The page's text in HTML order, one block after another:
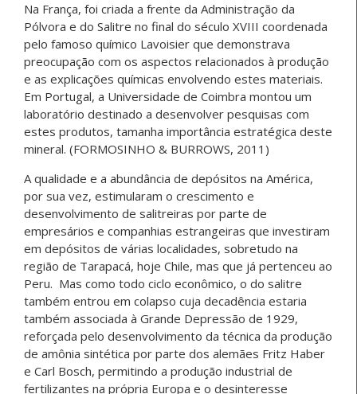
Na França, foi criada a frente da Administração da
Pólvora e do Salitre no final do século XVIII coordenada
pelo famoso químico Lavoisier que demonstrava
preocupação com os aspectos relacionados à produção
e as explicações químicas envolvendo estes materiais.
Em Portugal, a Universidade de Coimbra montou um
laboratório destinado a desenvolver pesquisas com
estes produtos, tamanha importância estratégica deste
mineral. (FORMOSINHO & BURROWS, 2011)
A qualidade e a abundância de depósitos na América,
por sua vez, estimularam o crescimento e
desenvolvimento de salitreiras por parte de
empresários e companhias estrangeiras que investiram
em depósitos de várias localidades, sobretudo na
região de Tarapacá, hoje Chile, mas que já pertenceu ao
Peru. Mas como todo ciclo econômico, o do salitre
também entrou em colapso cuja decadência estaria
também associada à Grande Depressão de 1929,
reforçada pelo desenvolvimento da técnica da produção
de amônia sintética por parte dos alemães Fritz Haber
e Carl Bosch, permitindo a produção industrial de
fertilizantes na própria Europa e o desinteresse